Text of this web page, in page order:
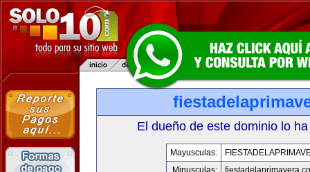
El dueño de este dominio lo
Mayusculas:
Minusculas: